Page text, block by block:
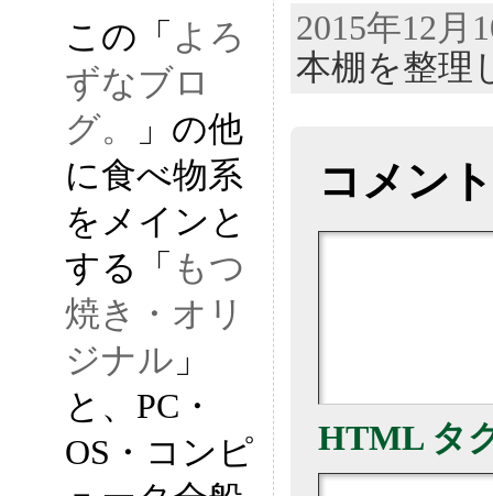
この「 よろ
ずなブロ
グ。
」の他
に食べ物系
をメインと
する「 もつ
焼き・オリ
ジナル 」
と、PC・
OS・コンピ
2015年12月
本棚を整理
コメント
HTML タ